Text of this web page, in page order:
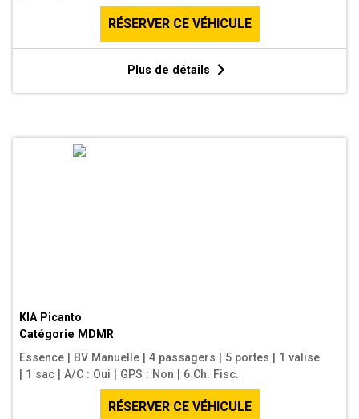
RÉSERVER CE VÉHICULE
Plus de détails
KIA Picanto
Catégorie MDMR
Essence
BV Manuelle 4 passagers 5 portes
1 valise
1 sac A/C : Oui GPS : Non 6 Ch. Fisc.
RÉSERVER CE VÉHICULE